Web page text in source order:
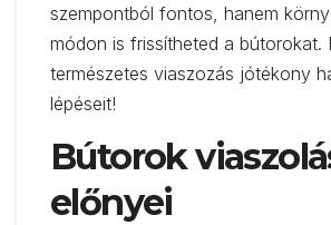
szempontból fontos, hanem
módon is frissítheted a bútorokat.
természetes viaszozás jótékony
lépéseit!
Bútorok
előnyei